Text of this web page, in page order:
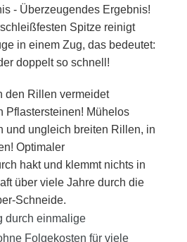
- Überzeugendes Ergebnis!
Spitze reinigt
in einem Zug, das bedeutet:
doppelt so schnell!
den Rillen vermeidet
Pflastersteinen! Mühelos
und ungleich breiten Rillen, in
Optimaler
hakt und klemmt nichts in
über viele Jahre durch die
Schneide.
durch einmalige
Folgekosten für viele